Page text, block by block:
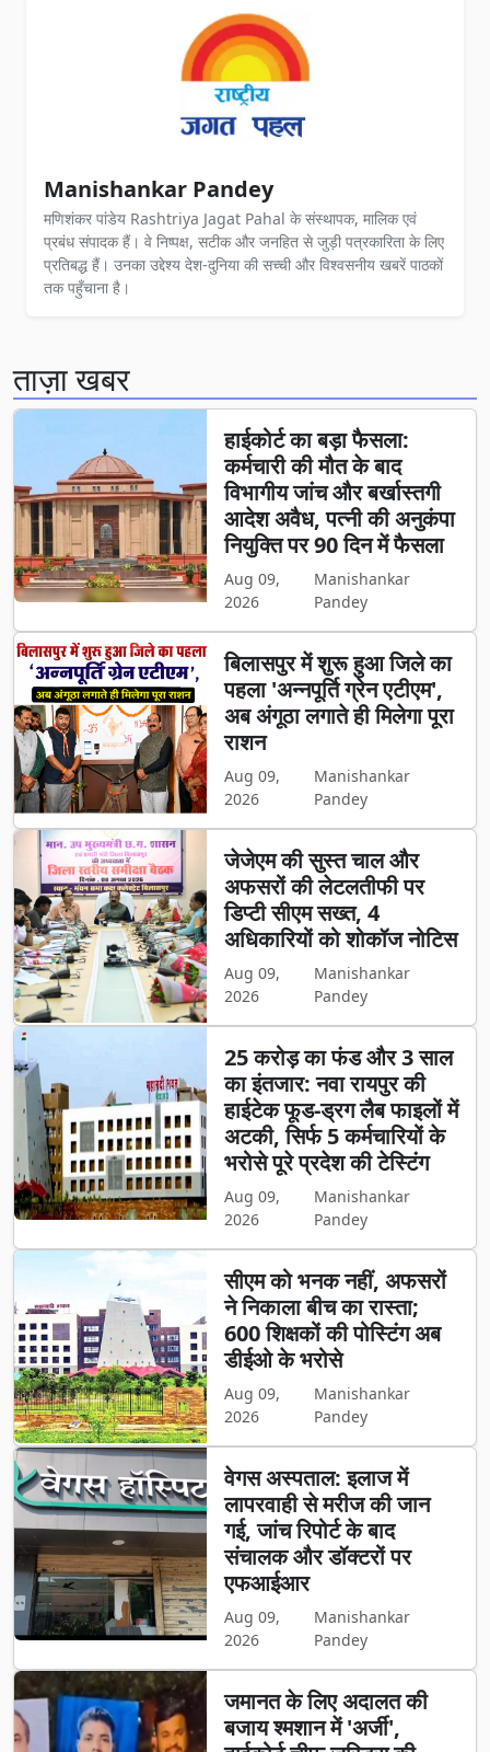
Manishankar Pandey
मणिशंकर पांडेय Rashtriya Jagat Pahal के संस्थापक, मालिक एवं
प्रबंध संपादक हैं। वे निष्पक्ष, सटीक और जनहित से जुड़ी पत्रकारिता के लिए
प्रतिबद्ध हैं। उनका उद्देश्य देश-दुनिया की सच्ची और विश्वसनीय खबरें पाठकों
तक पहुँचाना है।
ताज़ा खबर
हाईकोर्ट का बड़ा फैसला:
कर्मचारी की मौत के बाद
विभागीय जांच और बर्खास्तगी
आदेश अवैध, पत्नी की अनुकंपा
नियुक्ति पर 90 दिन में फैसला
Aug 09,
2026
Manishankar
Pandey
बिलासपुर में शुरू हुआ जिले का
पहला 'अन्नपूर्ति ग्रेन एटीएम',
अब अंगूठा लगाते ही मिलेगा पूरा
राशन
Aug 09,
2026
Manishankar
Pandey
जेजेएम की सुस्त चाल और
अफसरों की लेटलतीफी पर
डिप्टी सीएम सख्त, 4
अधिकारियों को शोकॉज नोटिस
Aug 09,
2026
Manishankar
Pandey
25 करोड़ का फंड और 3 साल
का इंतजार: नवा रायपुर की
हाईटेक फूड-ड्रग लैब फाइलों में
अटकी, सिर्फ 5 कर्मचारियों के
भरोसे पूरे प्रदेश की टेस्टिंग
Aug 09,
2026
Manishankar
Pandey
सीएम को भनक नहीं, अफसरों
ने निकाला बीच का रास्ता;
600 शिक्षकों की पोस्टिंग अब
डीईओ के भरोसे
Aug 09,
2026
Manishankar
Pandey
वेगस अस्पताल: इलाज में
लापरवाही से मरीज की जान
गई, जांच रिपोर्ट के बाद
संचालक और डॉक्टरों पर
एफआईआर
Aug 09,
2026
Manishankar
Pandey
जमानत के लिए अदालत की
बजाय श्मशान में 'अर्जी',